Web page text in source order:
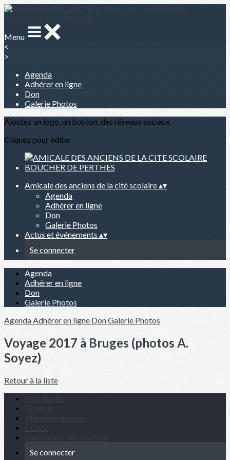
Menu
<
>
Agenda
Adhérer en ligne
Don
Galerie Photos
Ajoutez un logo, un bouton, des réseaux sociaux
Cliquez pour éditer
Amicale des anciens de la cité scolaire▴▾
Agenda
Adhérer en ligne
Don
Galerie Photos
Actus et événements ▴▾
Se connecter
Agenda
Adhérer en ligne
Don
Galerie Photos
AgendaAdhérer en ligne DonGalerie Photos
Voyage 2017 à Bruges (photos A.
Soyez)
Retour à la liste
Se connecter